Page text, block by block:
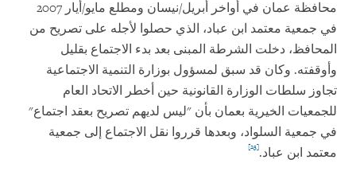
محافظة عمان في أواخر أبريل/نيسان ومطلع مايو/أيار 2007
في جمعية معتمد ابن عباد، الذي حصلوا لأجله على تصريح من
المحافظ، دخلت الشرطة المبنى بعد بدء الاجتماع بقليل
وأوقفته. وكان قد سبق لمسؤول بوزارة التنمية الاجتماعية
تجاوز سلطات الوزارة القانونية حين أخطر الاتحاد العام
للجمعيات الخيرية بعمان بأن "ليس لديهم تصريح بعقد اجتماع"
في جمعية السلواد، وبعدها قرروا نقل الاجتماع إلى جمعية
معتمد ابن عباد.[23]